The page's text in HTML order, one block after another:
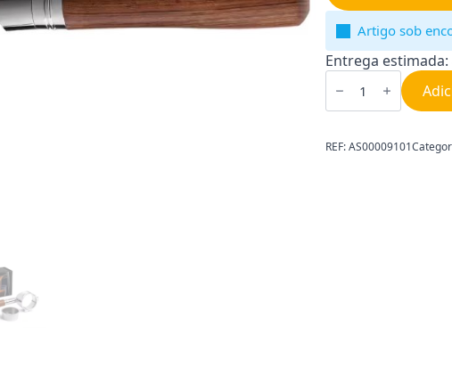
Artigo sob
Entrega
Quantidade
de
Portal-
Sem
Fundo
REF:AS00009101